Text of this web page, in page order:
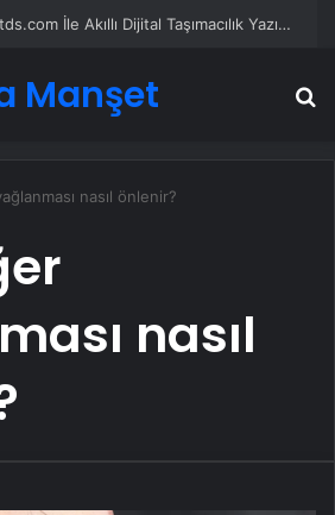
UETDS Nedir ? Uetds.com İle Akıllı Dijital Taşımacılık Yazılımı
Manşet
nasıl önlenir?
nasıl